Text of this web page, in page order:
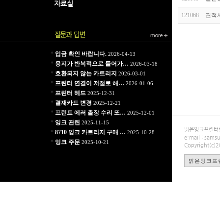
* 입금 확인 바랍니다.2026-04-13
* 용지가 반복적으로 들어가… 2026-03-18
* 호환되지 않는 카트리지 2026-03-01
* 프린터 연결이 저절로 해… 2026-01-06
* 프린터 헤드 2025-12-31
* 결재카드 변경 2025-12-21
* 프린트 에러 출장 수리 또… 2025-12-01
* 잉크 관련 2025-11-15
* 8710 잉크 카트리지 구매 … 2025-10-28
* 잉크 주문2025-10-21
121068 견적
밝은잉크프
e-mail :
밝은잉크프